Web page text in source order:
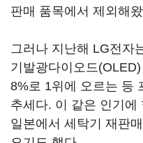
판매 품목에서 제외해
그러나 지난해 LG전자
기발광다이오드
8%로 1위에 오르는 등
추세다. 이 같은 인기
일본에서 세탁기 재판